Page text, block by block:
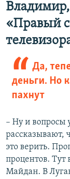
Владимир,
«Правый
Да,
деньги. Но
пахнут
– Ну и вопросы
рассказывают,
это верить.
процентов. Тут
Майдан. В